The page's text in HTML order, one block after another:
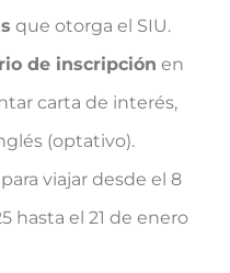
que otorga el SIU.
de inscripción en
carta de interés,
(optativo).
viajar desde el 8
hasta el 21 de enero